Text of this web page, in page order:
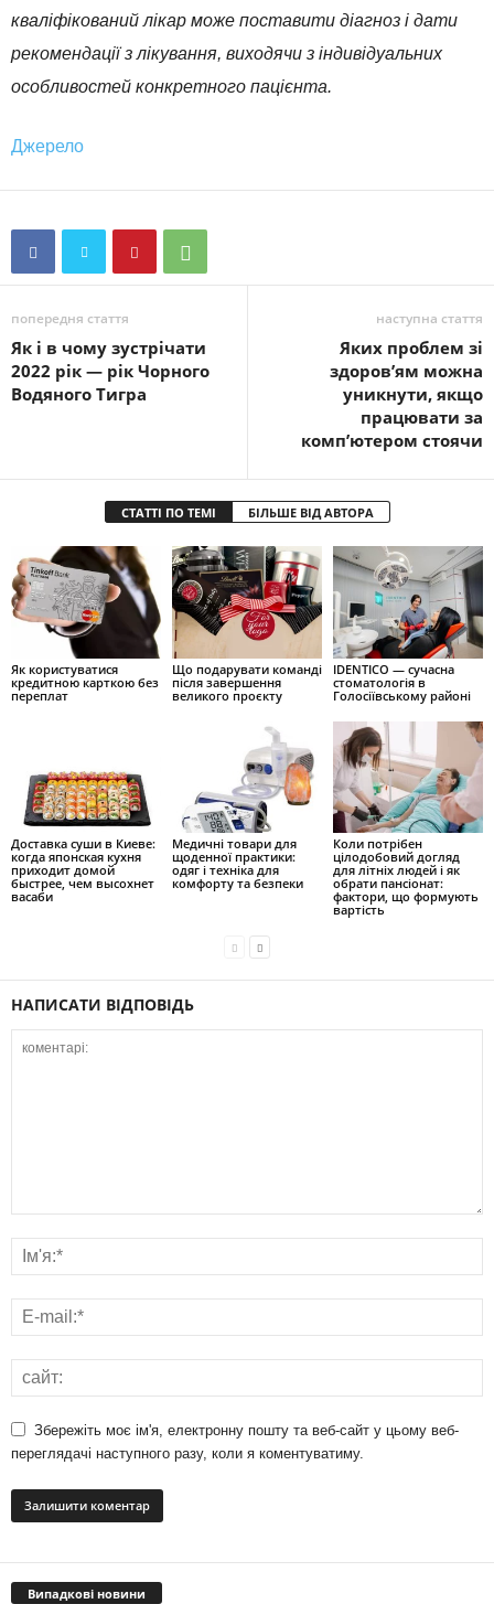
кваліфікований лікар може поставити діагноз і дати
рекомендації з лікування, виходячи з індивідуальних
особливостей конкретного пацієнта.
Джерело
попередня стаття
Як і в чому зустрічати
2022 рік — рік Чорного
Водяного Тигра
наступна стаття
Яких проблем зі
здоров’ям можна
уникнути, якщо
працювати за
комп’ютером стоячи
СТАТТІ ПО ТЕМІ БІЛЬШЕ ВІД АВТОРА
Як користуватися
кредитною карткою без
переплат
Що подарувати команді
після завершення
великого проєкту
IDENTICO — сучасна
стоматологія в
Голосіївському районі
Доставка суши в Киеве:
когда японская кухня
приходит домой
быстрее, чем высохнет
васаби
Медичні товари для
щоденної практики:
одяг і техніка для
комфорту та безпеки
Коли потрібен
цілодобовий догляд
для літніх людей і як
обрати пансіонат:
фактори, що формують
вартість
НАПИСАТИ ВІДПОВІДЬ
Збережіть моє ім'я, електронну пошту та веб-сайт у цьому веб-
переглядачі наступного разу, коли я коментуватиму.
Випадкові новини